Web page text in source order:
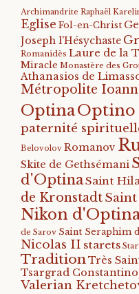
Archimandrite Raphaël
Eglise Fol-en-Christ
Joseph l'Hésychaste
Romanidès Laure de la
Miracle Monastère des
Athanasios de
Métropolite Ioann
OptinaOptino
paternité
Belovolov Romanov
Skite de Gethsémani
d'OptinaSaint
de Kronstadt
Nikon
de Sarov Saint Seraphim
Nicolas II starets
TraditionTrès
Tsargrad
Valerian